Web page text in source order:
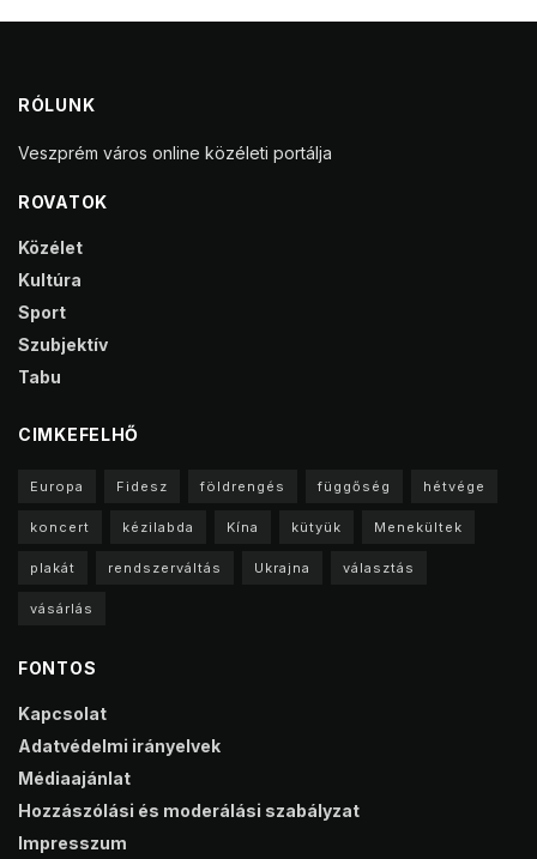
RÓLUNK
Veszprém város online közéleti portálja
ROVATOK
Közélet
Kultúra
Sport
Szubjektív
Tabu
CIMKEFELHŐ
Europa Fidesz földrengés függőség hétvége
koncert kézilabda Kína kütyük Menekültek
plakát rendszerváltás Ukrajna választás
vásárlás
FONTOS
Kapcsolat
Adatvédelmi irányelvek
Médiaajánlat
Hozzászólási és moderálási szabályzat
Impresszum